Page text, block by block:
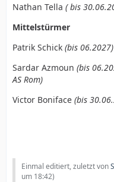
Nathan Tella ( bis
Mittelstürmer
Patrik Schick (bis 06.2027)
Sardar Azmoun (bis
AS Rom)
Victor Boniface (bis
Einmal editiert, zuletzt von
um 18:42)